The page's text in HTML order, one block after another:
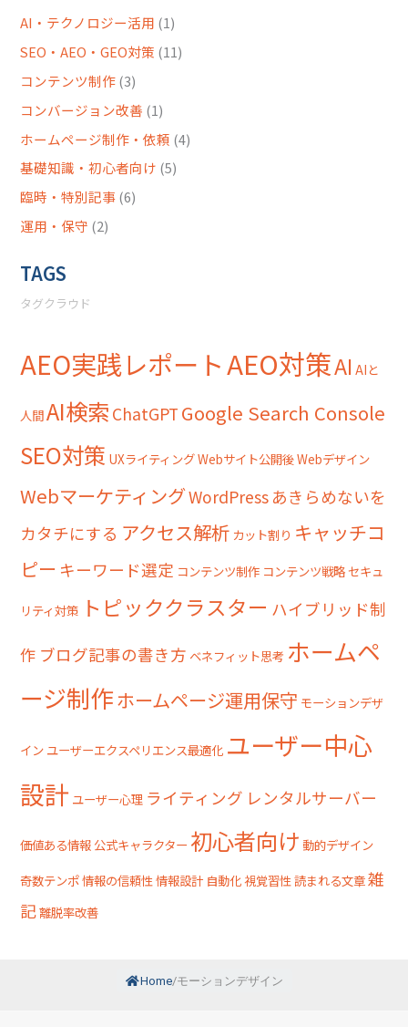
AI・テクノロジー活用 (1)
SEO・AEO・GEO対策 (11)
コンテンツ制作(3)
コンバージョン改善 (1)
ホームページ制作・依頼 (4)
基礎知識・初心者向け (5)
臨時・特別記事(6)
運用・保守 (2)
TAGS
タグクラウド
AEO実践レポートAEO対策AI AIと
人間AI検索 ChatGPT Google Search Console
SEO対策 UXライティングWebサイト公開後Webデザイン
WebマーケティングWordPress あきらめないを
カタチにする アクセス解析 カット割り キャッチコ
ピー キーワード選定 コンテンツ制作 コンテンツ戦略セキュ
リティ対策 トピッククラスター ハイブリッド制
作 ブログ記事の書き方 ベネフィット思考 ホームペ
ージ制作ホームページ運用保守 モーションデザ
イン ユーザーエクスペリエンス最適化 ユーザー中心
設計 ユーザー心理 ライティング レンタルサーバー
価値ある情報 公式キャラクター 初心者向け 動的デザイン
奇数テンポ情報の信頼性 情報設計 自動化視覚習性 読まれる文章雑
記離脱率改善
Home/モーションデザイン